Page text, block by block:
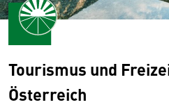
Tourismus und
Österreich